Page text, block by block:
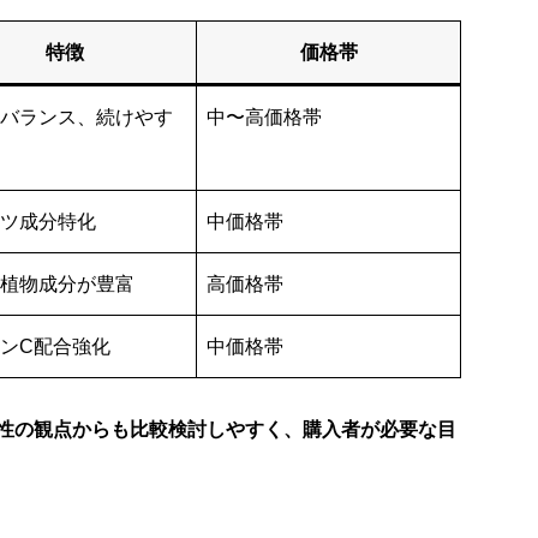
特徴 価格帯
ランス、続けやす 中〜高価格帯
成分特化 中価格帯
物成分が豊富 高価格帯
C配合強化 中価格帯
の観点からも比較検討しやすく、購入者が必要な目